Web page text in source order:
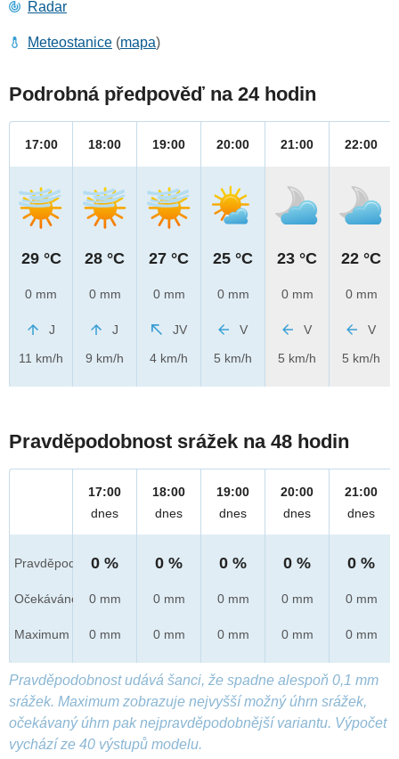
Radar
Meteostanice (mapa)
Podrobná předpověď na 24 hodin
17:00
29 °C
0 mm
J
11 km/h
18:00
28 °C
0 mm
J
9 km/h
19:00
27 °C
0 mm
JV
4 km/h
20:00
25 °C
0 mm
V
5 km/h
21:00
23 °C
0 mm
V
5 km/h
22:00
22 °C
0 mm
V
5 km/h
Pravděpodobnost srážek na 48 hodin
Pravděpod.
Očekáváno
Maximum
17:00
dnes
0 %
0 mm
0 mm
18:00
dnes
0 %
0 mm
0 mm
19:00
dnes
0 %
0 mm
0 mm
20:00
dnes
0 %
0 mm
0 mm
21:00
dnes
0 %
0 mm
0 mm
Pravděpodobnost udává šanci, že spadne alespoň 0,1 mm
srážek. Maximum zobrazuje nejvyšší možný úhrn srážek,
očekávaný úhrn pak nejpravděpodobnější variantu. Výpočet
vychází ze 40 výstupů modelu.